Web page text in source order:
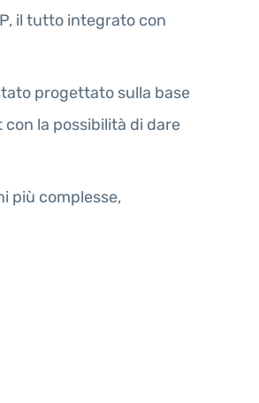
il tutto integrato con
progettato sulla base
la possibilità di dare
più complesse,